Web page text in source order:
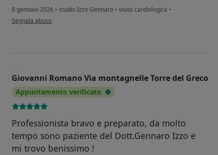
8 gennaio 2026 • studio Izzo Gennaro • visita cardiologica •
secondo l'opinione dell'utente Fiengo Salvatore
Segnala abuso
Giovanni Romano Via montagnelle Torre del Greco
Appuntamento verificato
Professionista bravo e preparato, da molto
tempo sono paziente del Dott.Gennaro Izzo e
mi trovo benissimo !